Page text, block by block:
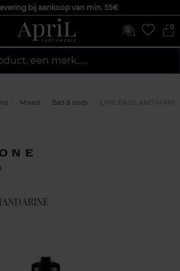
bij aankoop van min. 55€
0
een merk…...
Mixed Bad & body LIME BASIL AND